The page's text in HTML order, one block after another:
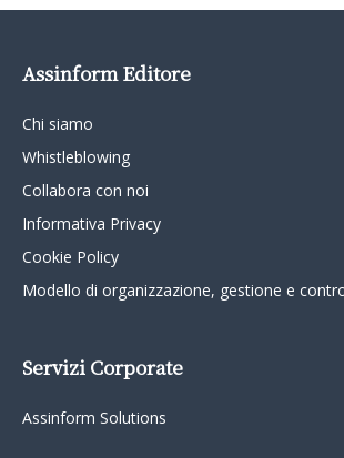
Assinform Editore
Chi siamo
Whistleblowing
Collabora con noi
Informativa Privacy
Cookie Policy
Modello di organizzazione, gestione e
Servizi Corporate
Assinform Solutions